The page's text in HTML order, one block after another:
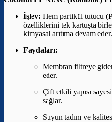
İşlev: Hem partikül tutucu
özelliklerini tek kartuşta
kimyasal arıtıma devam eder.
Faydaları:
Membran filtreye
eder.
Çift etkili yapısı
sağlar.
Suyun tadını ve